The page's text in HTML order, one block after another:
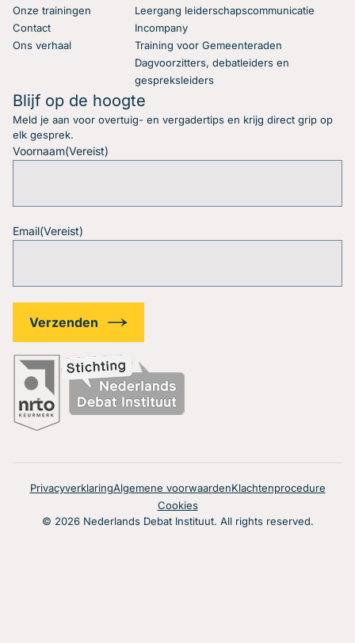
Onze trainingen
Contact
Ons verhaal
Leergang leiderschapscommunicatie
Incompany
Training voor Gemeenteraden
Dagvoorzitters, debatleiders en
gespreksleiders
Blijf op de hoogte
Meld je aan voor overtuig- en vergadertips en krijg direct grip op
elk gesprek.
Voornaam(Vereist)
Email(Vereist)
PrivacyverklaringAlgemene voorwaardenKlachtenprocedure
Cookies
© 2026 Nederlands Debat Instituut. All rights reserved.